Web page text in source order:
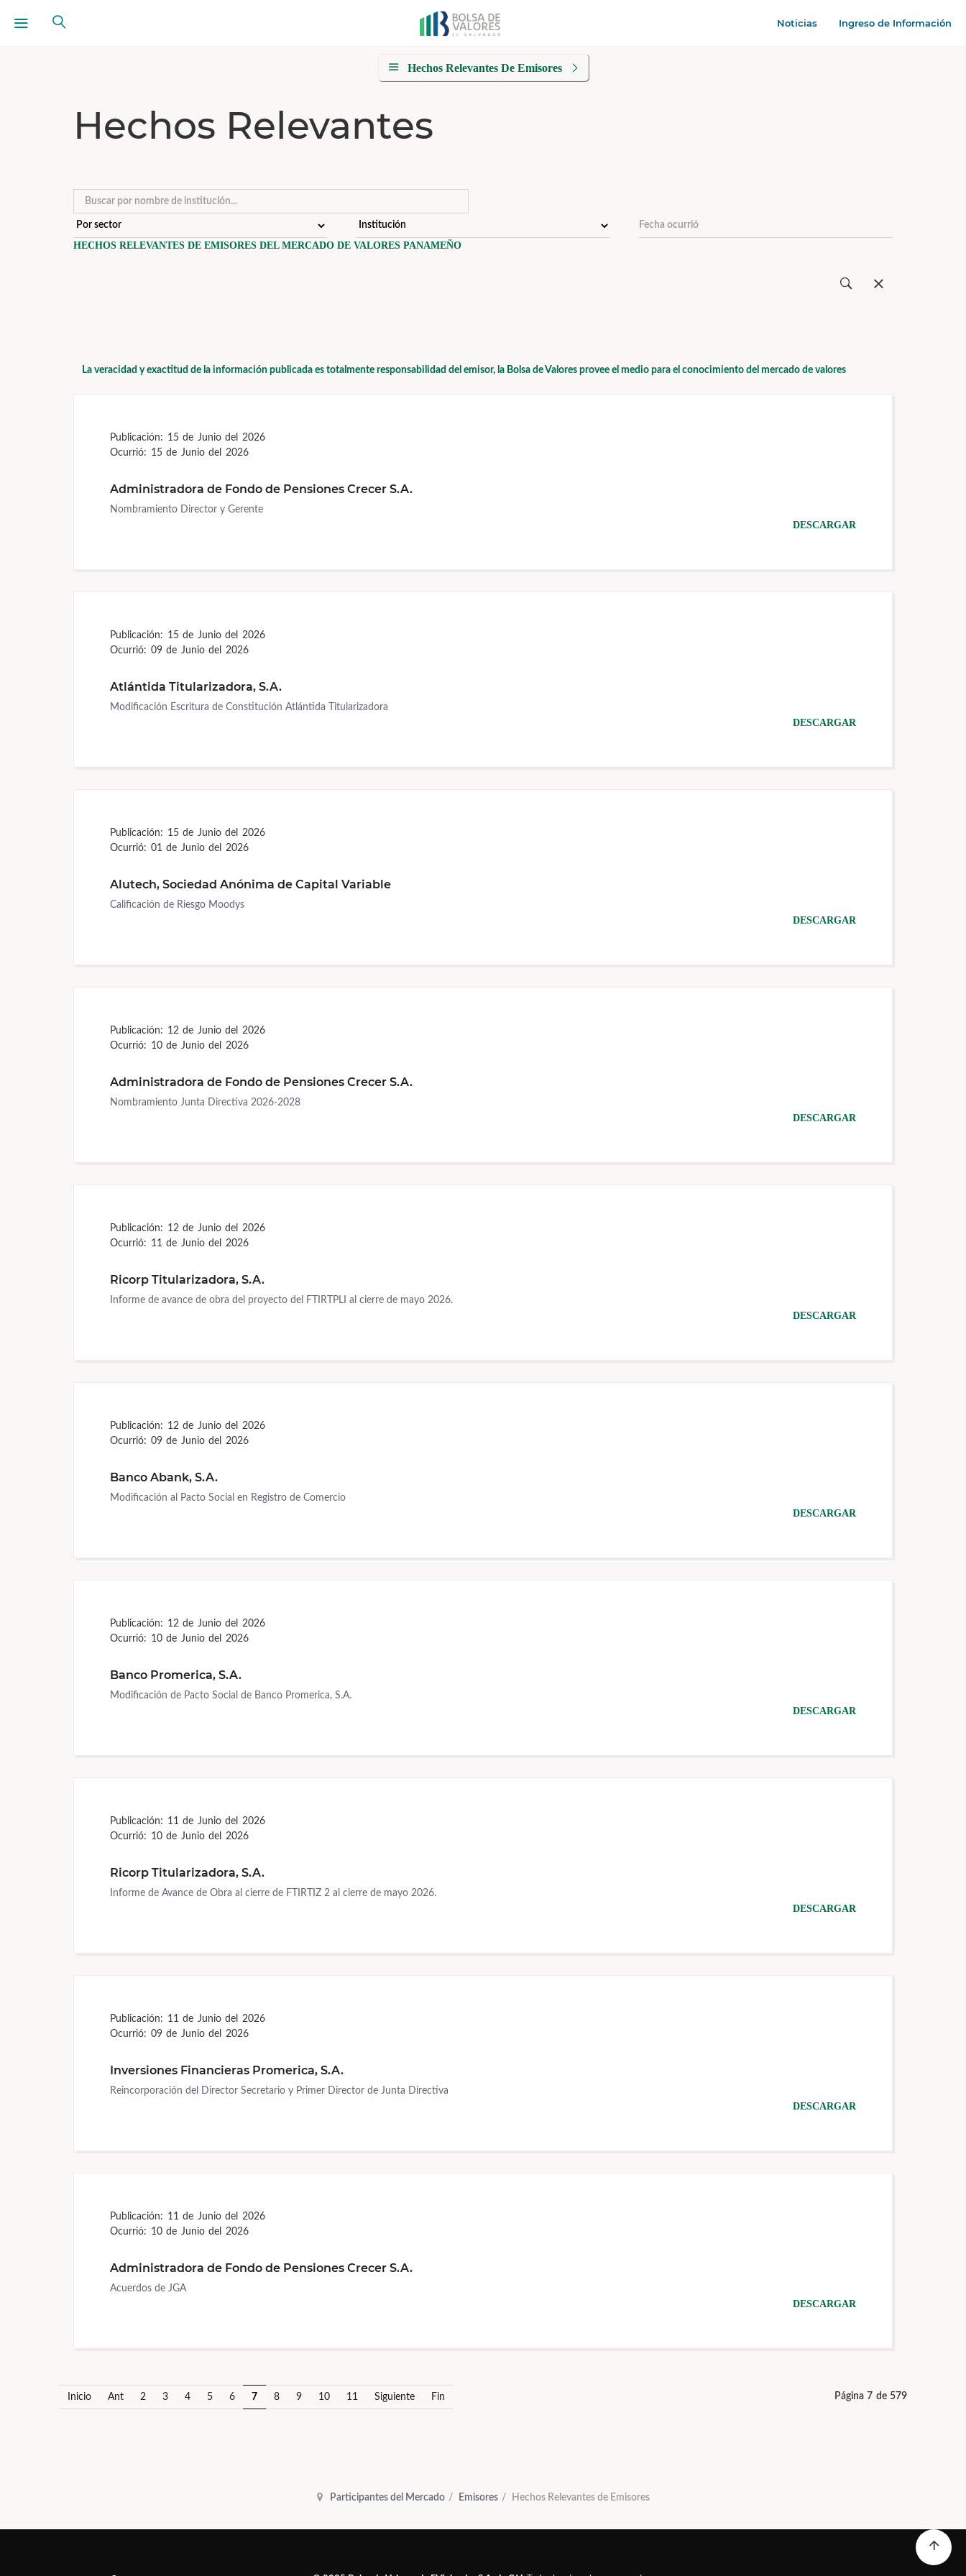
Noticias Ingreso de Información
Hechos Relevantes De Emisores
Hechos Relevantes
HECHOS RELEVANTES DE EMISORES DEL MERCADO DE VALORES PANAMEÑO
La veracidad y exactitud de la información publicada es totalmente responsabilidad del emisor, la Bolsa de Valores provee el medio para el conocimiento del mercado de valores
Publicación: 15 de Junio del 2026
Ocurrió: 15 de Junio del 2026
Administradora de Fondo de Pensiones Crecer S.A.
Nombramiento Director y Gerente
DESCARGAR
Publicación: 15 de Junio del 2026
Ocurrió: 09 de Junio del 2026
Atlántida Titularizadora, S.A.
Modificación Escritura de Constitución Atlántida Titularizadora
DESCARGAR
Publicación: 15 de Junio del 2026
Ocurrió: 01 de Junio del 2026
Alutech, Sociedad Anónima de Capital Variable
Calificación de Riesgo Moodys
DESCARGAR
Publicación: 12 de Junio del 2026
Ocurrió: 10 de Junio del 2026
Administradora de Fondo de Pensiones Crecer S.A.
Nombramiento Junta Directiva 2026-2028
DESCARGAR
Publicación: 12 de Junio del 2026
Ocurrió: 11 de Junio del 2026
Ricorp Titularizadora, S.A.
Informe de avance de obra del proyecto del FTIRTPLI al cierre de mayo 2026.
DESCARGAR
Publicación: 12 de Junio del 2026
Ocurrió: 09 de Junio del 2026
Banco Abank, S.A.
Modificación al Pacto Social en Registro de Comercio
DESCARGAR
Publicación: 12 de Junio del 2026
Ocurrió: 10 de Junio del 2026
Banco Promerica, S.A.
Modificación de Pacto Social de Banco Promerica, S.A.
DESCARGAR
Publicación: 11 de Junio del 2026
Ocurrió: 10 de Junio del 2026
Ricorp Titularizadora, S.A.
Informe de Avance de Obra al cierre de FTIRTIZ 2 al cierre de mayo 2026.
DESCARGAR
Publicación: 11 de Junio del 2026
Ocurrió: 09 de Junio del 2026
Inversiones Financieras Promerica, S.A.
Reincorporación del Director Secretario y Primer Director de Junta Directiva
DESCARGAR
Publicación: 11 de Junio del 2026
Ocurrió: 10 de Junio del 2026
Administradora de Fondo de Pensiones Crecer S.A.
Acuerdos de JGA
DESCARGAR
Página 7 de 579
Inicio Ant 2 3 4 5 6 7 8 9 10 11 Siguiente Fin
Participantes del Mercado Emisores Hechos Relevantes de Emisores